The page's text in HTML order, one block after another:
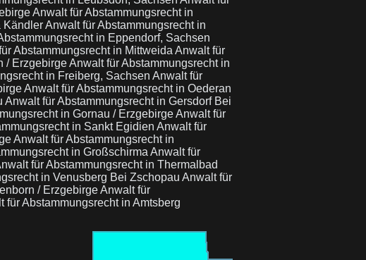
Anwalt für Abstammungsrecht in
KändlerAnwalt für Abstammungsrecht in
in Eppendorf, Sachsen
Abstammungsrecht in Mittweida Anwalt für
/ ErzgebirgeAnwalt für Abstammungsrecht in
in Freiberg, Sachsen Anwalt für
Anwalt für Abstammungsrecht in Oederan
Anwalt für Abstammungsrecht in Gersdorf Bei
in Gornau / ErzgebirgeAnwalt für
in Sankt Egidien Anwalt für
Anwalt für Abstammungsrecht in
in Großschirma Anwalt für
für Abstammungsrecht in Thermalbad
in Venusberg Bei Zschopau Anwalt für
/ ErzgebirgeAnwalt für
für Abstammungsrecht in Amtsberg